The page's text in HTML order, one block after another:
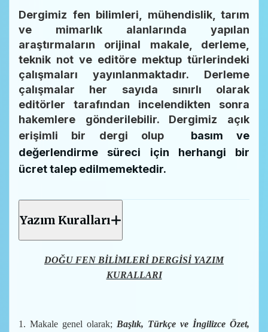
Dergimiz fen bilimleri, mühendislik, tarım
ve mimarlık alanlarında yapılan
araştırmaların orijinal makale, derleme,
teknik not ve editöre mektup türlerindeki
çalışmaları yayınlanmaktadır. Derleme
çalışmalar her sayıda sınırlı olarak
editörler tarafından incelendikten sonra
hakemlere gönderilebilir. Dergimiz açık
erişimli bir dergi olup
basım ve
değerlendirme süreci için herhangi bir
ücret talep edilmemektedir.
Yazım Kuralları
DOĞU FEN BİLİMLERİ DERGİSİ YAZIM
KURALLARI
1. Makale genel olarak; Başlık, Türkçe ve İngilizce Özet,